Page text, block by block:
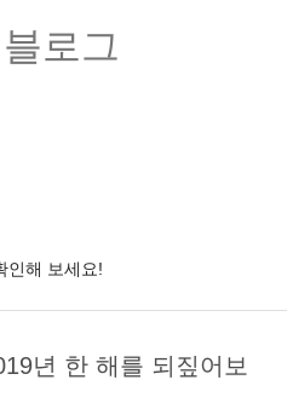
로그
인해 보세요!
년 한 해를 되짚어보